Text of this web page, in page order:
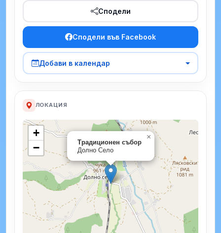
Сподели
Сподели във Facebook
Добави в календар
ЛОКАЦИЯ
Традиционен събор
Долно Село
×
+
−